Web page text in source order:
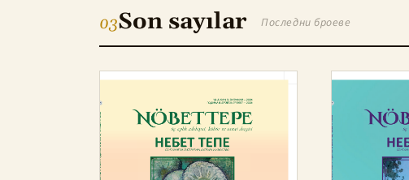
03Son sayılar Последни броеве